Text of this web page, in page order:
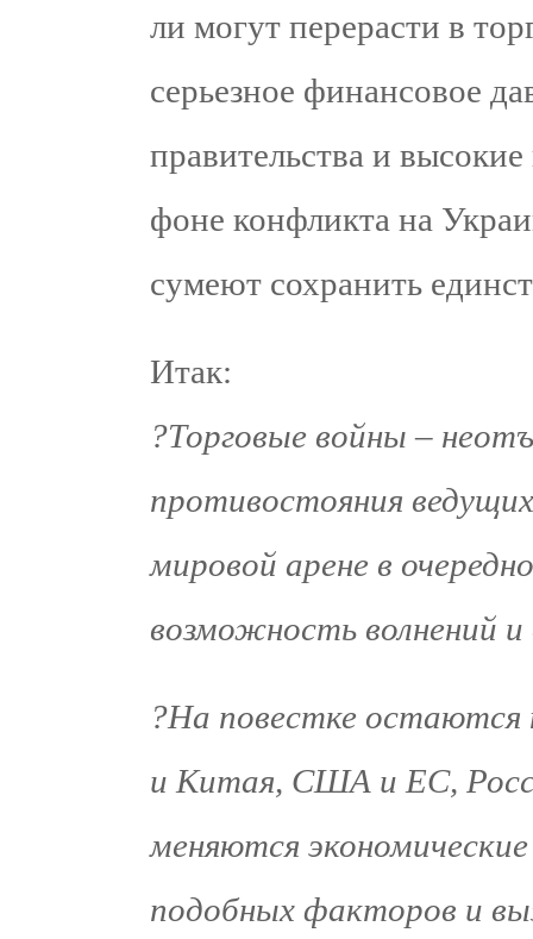
ли могут перерасти в
серьезное финансовое
правительства и
фоне конфликта на
сумеют сохранить
Итак:
?Торговые войны –
противостояния
мировой арене в
возможность волнений
?На повестке
и Китая, США и ЕС,
меняются
подобных факторов и